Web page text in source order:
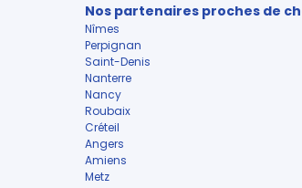
Nos partenaires proches de
Nîmes
Perpignan
Saint-Denis
Nanterre
Nancy
Roubaix
Créteil
Angers
Amiens
Metz